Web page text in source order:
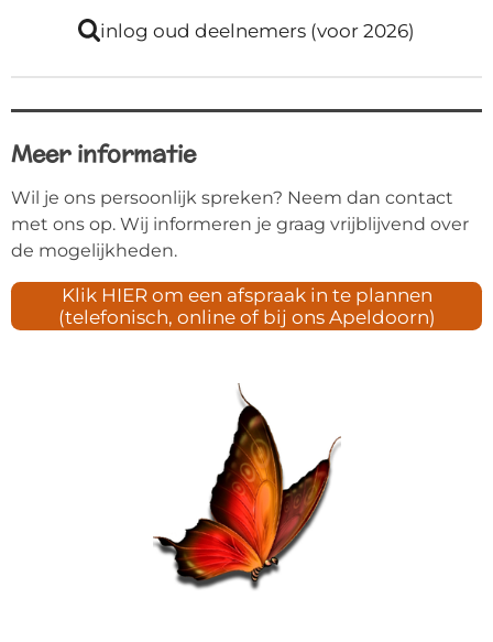
inlog oud deelnemers (voor 2026)
Meer informatie
Wil je ons persoonlijk spreken? Neem dan contact
met ons op. Wij informeren je graag vrijblijvend over
de mogelijkheden.
Klik HIER om een afspraak in te plannen
(telefonisch, online of bij ons Apeldoorn)